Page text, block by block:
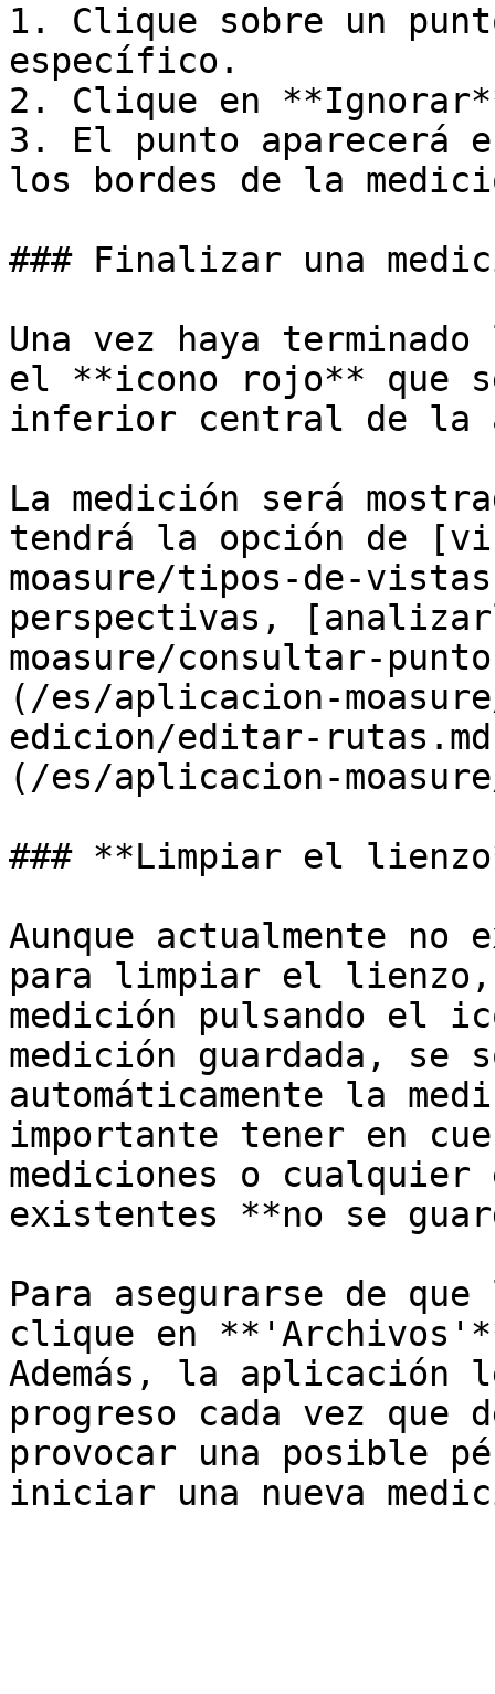
1. Clique sobre un
específico.
2. Clique en
3. El punto aparecerá
los bordes de la
### Finalizar una
Una vez haya
el **icono rojo** que
inferior central de la
La medición será
tendrá la opción de
moasure/tipos-de-
perspectivas,
moasure/consultar-
(/es/aplicacion-
edicion/editar-
(/es/aplicacion-
### **Limpiar el
Aunque actualmente
para limpiar el
medición pulsando el
medición guardada, se
automáticamente la
importante tener en
mediciones o
existentes **no se
Para asegurarse de
clique en
Además, la aplicación
progreso cada vez que
provocar una posible